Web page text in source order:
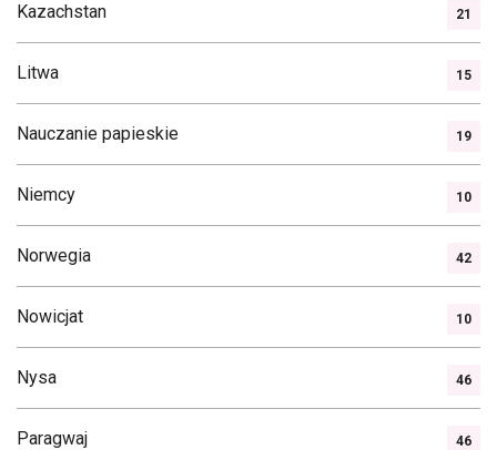
Kazachstan 21
Litwa 15
Nauczanie papieskie 19
Niemcy 10
Norwegia 42
Nowicjat 10
Nysa 46
Paragwaj 46